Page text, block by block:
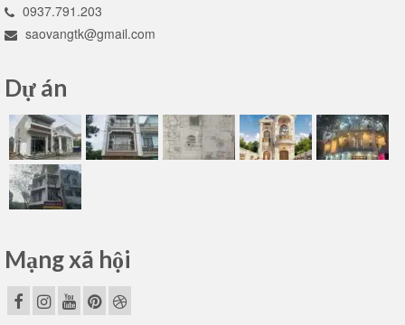
0937.791.203
saovangtk@gmail.com
Dự án
Mạng xã hội